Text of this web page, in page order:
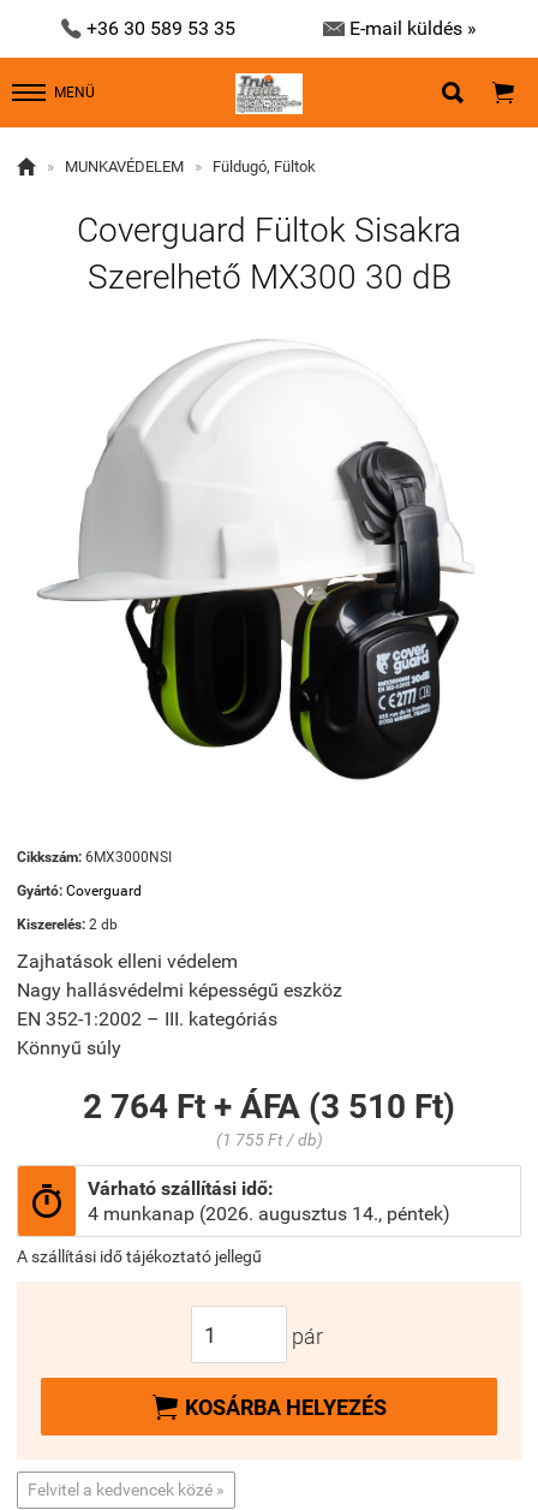
 +36 30 589 53 35  E-mail küldés »
MENÜ  
 » MUNKAVÉDELEM » Füldugó, Fültok
Coverguard Fültok Sisakra
Szerelhető MX300 30 dB
Cikkszám: 6MX3000NSI
Gyártó: Coverguard
Kiszerelés: 2 db
Zajhatások elleni védelem
Nagy hallásvédelmi képességű eszköz
EN 352-1:2002 – III. kategóriás
Könnyű súly
2 764 Ft + ÁFA (3 510 Ft)
(1 755 Ft / db)

Várható szállítási idő:
4 munkanap (2026. augusztus 14., péntek)
A szállítási idő tájékoztató jellegű
pár
 KOSÁRBA HELYEZÉS
Felvitel a kedvencek közé »